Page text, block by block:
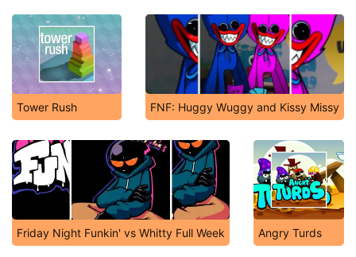
Tower Rush FNF: Huggy Wuggy and Kissy Missy
Friday Night Funkin' vs Whitty Full Week Angry Turds